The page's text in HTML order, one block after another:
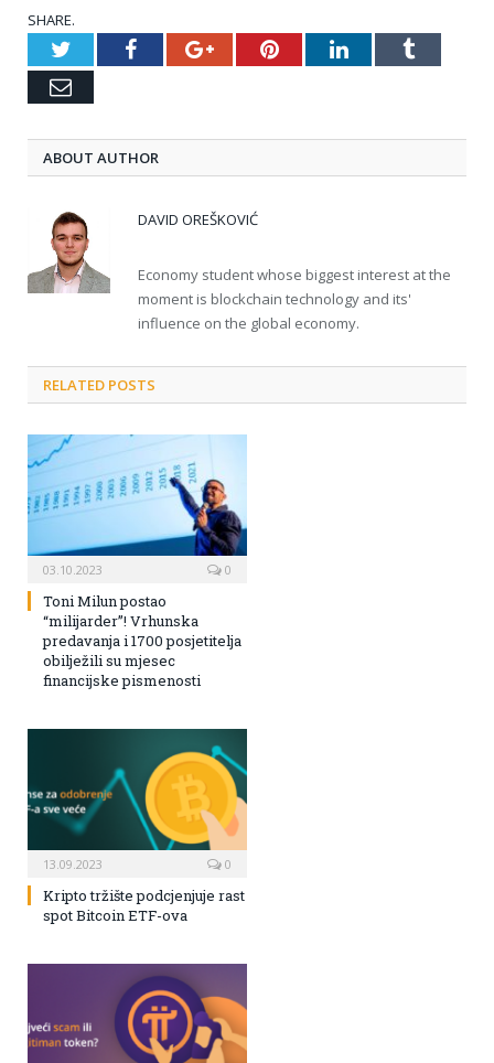
SHARE.
TwitterFacebookGoogle+PinterestLinkedInTumblr
Email
ABOUT AUTHOR
DAVID OREŠKOVIĆ
Economy student whose biggest interest at the
moment is blockchain technology and its'
influence on the global economy.
RELATED POSTS
03.10.2023 0
Toni Milun postao
“milijarder”! Vrhunska
predavanja i 1700 posjetitelja
obilježili su mjesec
financijske pismenosti
13.09.2023 0
Kripto tržište podcjenjuje rast
spot Bitcoin ETF-ova